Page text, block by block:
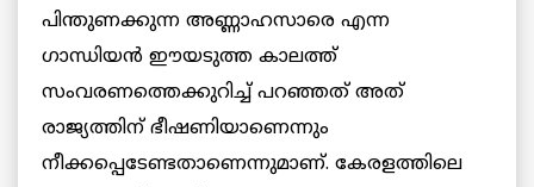
പിന്തുണക്കുന്ന അണ്ണാഹസാരെ എന്ന
ഗാന്ധിയന്‍ ഈയടുത്ത കാലത്ത്
സംവരണത്തെക്കുറിച്ച് പറഞ്ഞത് അത്
രാജ്യത്തിന് ഭീഷണിയാണെന്നും
നീക്കപ്പെടേണ്ടതാണെന്നുമാണ്. കേരളത്തിലെ